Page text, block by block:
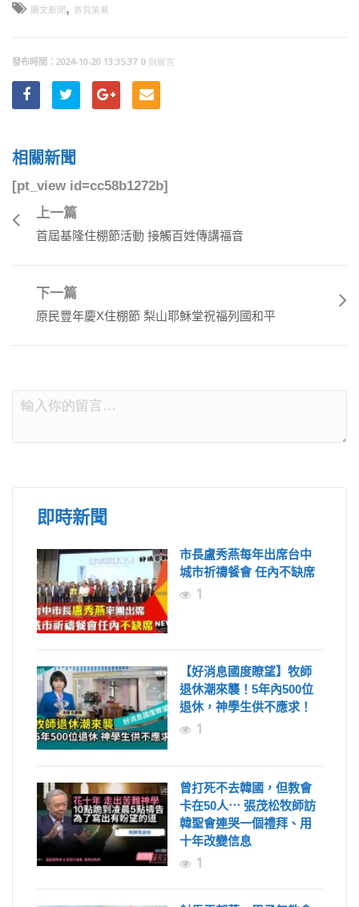
圖文新聞 , 首頁策展
2024-10-20 13:35:37 0 則留言
相關新聞
[pt_view id=cc58b1272b]
上一篇
首屆基隆住棚節活動 接觸百姓傳講福音
下一篇
原民豐年慶X住棚節 梨山耶穌堂祝福列國和平
即時新聞
市長盧秀燕每年出席台中
城市祈禱餐會 任內不缺席
1
【好消息國度瞭望】牧師
退休潮來襲！5年內500位
退休，神學生供不應求！
1
曾打死不去韓國，但教會
卡在50人⋯ 張茂松牧師訪
韓聖會連哭一個禮拜、用
十年改變信息
1